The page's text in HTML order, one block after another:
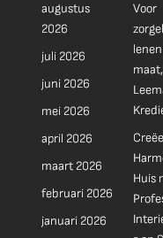
augustus
2026
juli 2026
juni 2026
mei 2026
april 2026
maart 2026
februari 2026
januari 2026
Voor
Huis